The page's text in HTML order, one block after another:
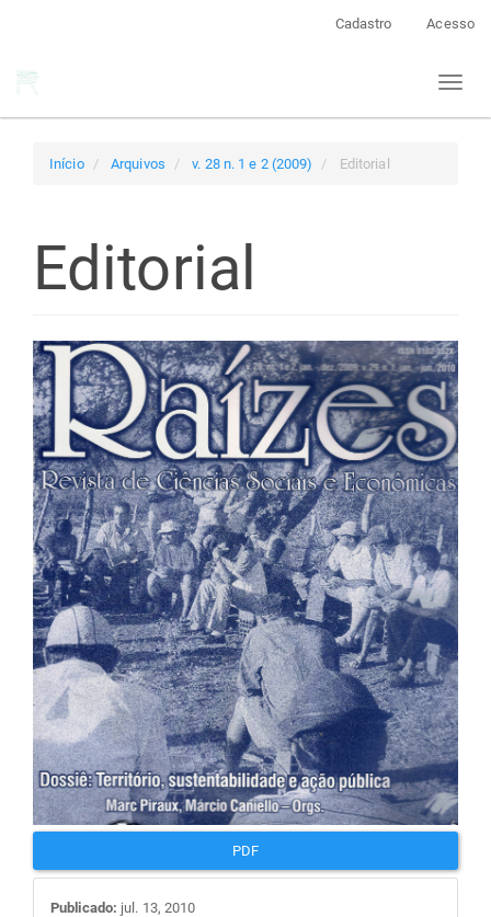
Cadastro Acesso
Toggle
Início Arquivos v. 28 n. 1 e 2 (2009) Editorial
Editorial
Barra
lateral
de
artigos
PDF
Publicado: jul. 13, 2010